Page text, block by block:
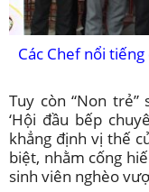
Các Chef nổi
Tuy còn “Non
‘Hội đầu bếp
khẳng định vị thế
biệt, nhằm cống
sinh viên nghèo